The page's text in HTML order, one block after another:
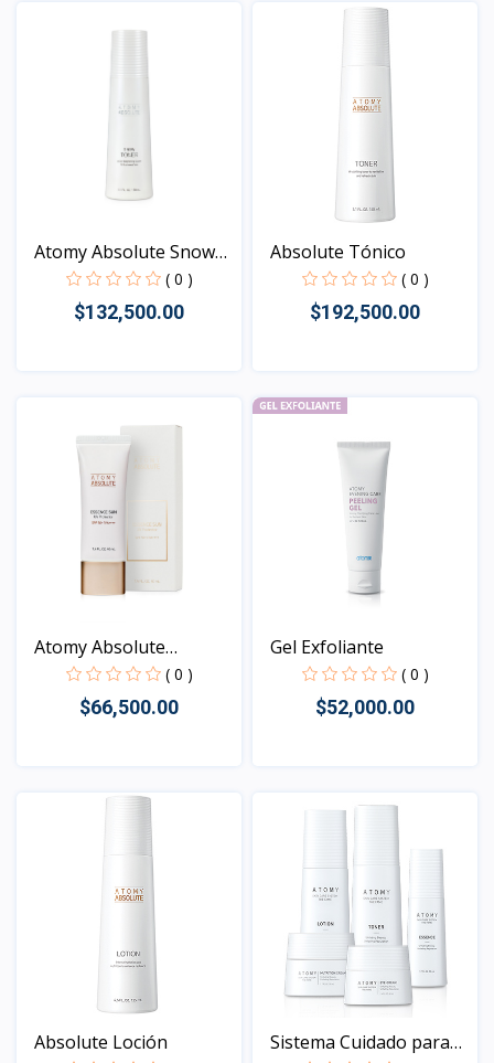
Atomy Absolute Snow
Ton...
( 0 )
$132,500.00
Absolute Tónico
( 0 )
$192,500.00
Atomy Absolute
Essence...
( 0 )
$66,500.00
Vista
Gel Exfoliante
( 0 )
$52,000.00
Absolute Loción
Sistema Cuidado para